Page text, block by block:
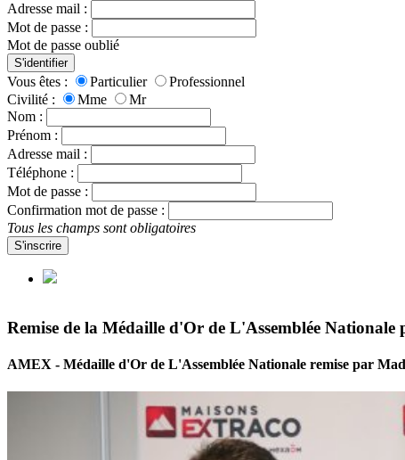
Adresse mail :
Mot de passe :
Mot de passe oublié
S'identifier
Vous êtes : Particulier
Professionnel
Civilité :
Mme
Mr
Nom :
Prénom :
Adresse mail :
Téléphone :
Mot de passe :
Confirmation mot de passe :
Tous les champs sont obligatoires
S'inscrire
Remise de la Médaille d'Or de L'Assemblée
AMEX - Médaille d'Or de L'Assemblée Nationale remise par